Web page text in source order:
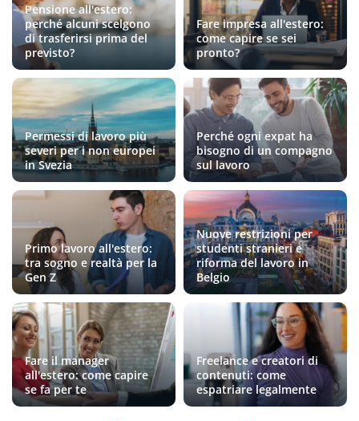
Pensione all'estero:
perché alcuni scelgono
di trasferirsi prima del
previsto?
Fare impresa all'estero:
come capire se sei
pronto?
Permessi di lavoro più
severi per i non europei
in Svezia
Perché ogni expat ha
bisogno di un compagno
sul lavoro
Primo lavoro all'estero:
tra sogno e realtà per la
Gen Z
Nuove restrizioni per
studenti stranieri e
riforma del lavoro in
Belgio
Fare il manager
all'estero: come capire
se fa per te
Freelance e creatori di
contenuti: come
espatriare legalmente